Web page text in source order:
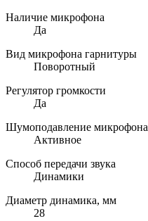
Наличие микрофона
Да
Вид микрофона гарнитуры
Поворотный
Регулятор громкости
Да
Шумоподавление микрофона
Активное
Способ передачи звука
Динамики
Диаметр динамика, мм
28